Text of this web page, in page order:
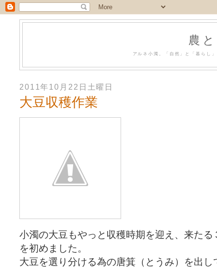
農
アルネ小濁。「自然」と「暮らし
2011年10月22日土曜日
大豆収穫作業
小濁の大豆もやっと収穫時期を迎え、来た
を初めました。
大豆を選り分ける為の唐箕（とうみ）を出